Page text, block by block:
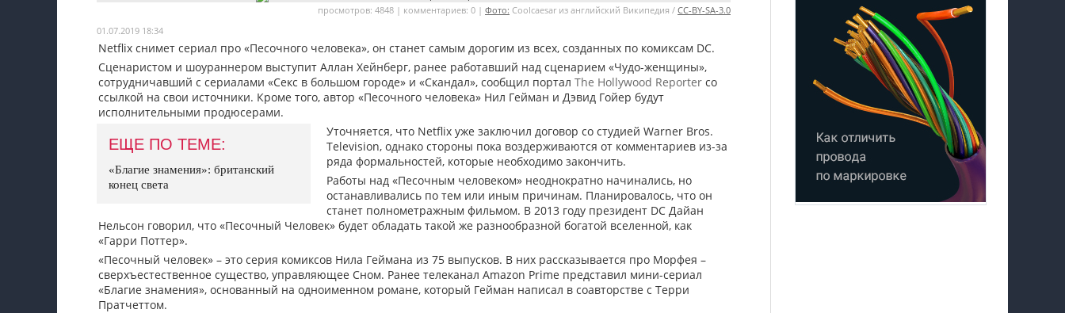
Мои материалы
Мои места
Моя личная афиша
Перечитать
просмотров: 4848 | комментариев: 0 | Фото: Coolcaesar из английский Википедия / CC-BY-SA-3.0
01.07.2019 18:34
Netflix снимет сериал про «Песочного человека», он станет самым дорогим из всех, созданных по комиксам DC.
Сценаристом и шоураннером выступит Аллан Хейнберг, ранее работавший над сценарием «Чудо-женщины»,
сотрудничавший с сериалами «Секс в большом городе» и «Скандал», сообщил портал The Hollywood Reporter со
ссылкой на свои источники. Кроме того, автор «Песочного человека» Нил Гейман и Дэвид Гойер будут
исполнительными продюсерами.
ЕЩЕ ПО ТЕМЕ:
«Благие знамения»: британский
конец света
Уточняется, что Netflix уже заключил договор со студией Warner Bros.
Television, однако стороны пока воздерживаются от комментариев из-за
ряда формальностей, которые необходимо закончить.
Работы над «Песочным человеком» неоднократно начинались, но
останавливались по тем или иным причинам. Планировалось, что он
станет полнометражным фильмом. В 2013 году президент DC Дайан
Нельсон говорил, что «Песочный Человек» будет обладать такой же разнообразной богатой вселенной, как
«Гарри Поттер».
«Песочный человек» – это серия комиксов Нила Геймана из 75 выпусков. В них рассказывается про Морфея –
сверхъестественное существо, управляющее Сном. Ранее телеканал Amazon Prime представил мини-сериал
«Благие знамения», основанный на одноименном романе, который Гейман написал в соавторстве с Терри
Пратчеттом.